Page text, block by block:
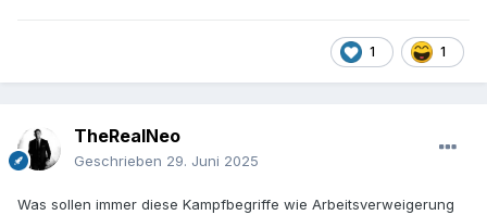
1 1
TheRealNeo
Geschrieben 29. Juni 2025
Was sollen immer diese Kampfbegriffe wie Arbeitsverweigerung